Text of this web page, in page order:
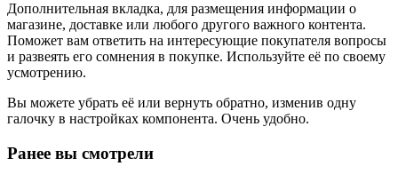
Дополнительная вкладка, для размещения информации о
магазине, доставке или любого другого важного контента.
Поможет вам ответить на интересующие покупателя вопросы
и развеять его сомнения в покупке. Используйте её по своему
усмотрению.
Вы можете убрать её или вернуть обратно, изменив одну
галочку в настройках компонента. Очень удобно.
Ранее вы смотрели